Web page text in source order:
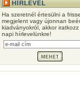
Ha szeretnél értesülni a
megjelent vagy újonnan
kiadványokról, akkor iratkozz
napi hírlevelünkre!